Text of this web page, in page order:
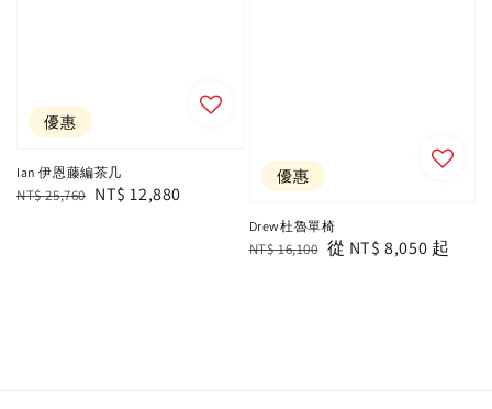
優惠
Ian 伊恩藤編茶几
Regular
NT$ 25,760 Sale
NT$ 12,880
優惠
Drew杜魯單椅
Regular
NT$ 16,100 Sale
從 NT$ 8,050 起